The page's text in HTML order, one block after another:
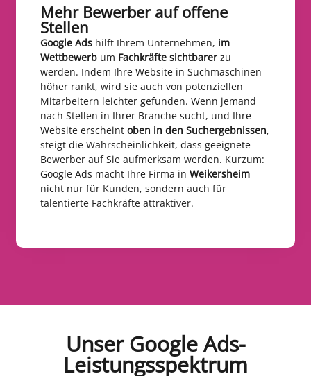
Mehr Bewerber auf offene
Stellen​
Google Ads hilft Ihrem Unternehmen, im
Wettbewerb um Fachkräfte sichtbarer zu
werden. Indem Ihre Website in Suchmaschinen
höher rankt, wird sie auch von potenziellen
Mitarbeitern leichter gefunden. Wenn jemand
nach Stellen in Ihrer Branche sucht, und Ihre
Website erscheint oben in den Suchergebnissen,
steigt die Wahrscheinlichkeit, dass geeignete
Bewerber auf Sie aufmerksam werden. Kurzum:
Google Ads macht Ihre Firma in Weikersheim
nicht nur für Kunden, sondern auch für
talentierte Fachkräfte attraktiver.
Unser Google Ads-
Leistungsspektrum